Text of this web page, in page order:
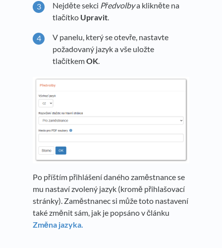
Nejděte sekci Předvolbya klikněte na
tlačítko Upravit.
V panelu, který se otevře, nastavte
požadovaný jazyk a vše uložte
tlačítkemOK
Po příštím přihlášení daného zaměstnance se
mu nastaví zvolený jazyk (kromě přihlašovací
stránky). Zaměstnanec si může toto nastavení
také změnit sám, jak je popsáno v článku
Změna jazyka.